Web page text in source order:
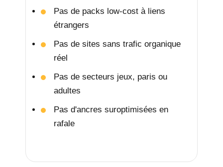
Pas de packs low-cost à liens
étrangers
Pas de sites sans trafic organique
réel
Pas de secteurs jeux, paris ou
adultes
Pas d'ancres suroptimisées en
rafale